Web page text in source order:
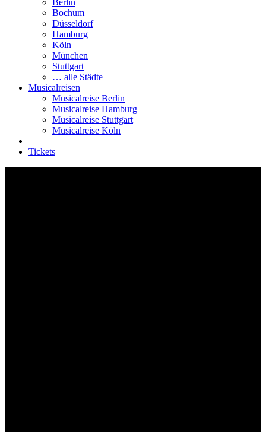
Berlin
Bochum
Düsseldorf
Hamburg
Köln
München
Stuttgart
… alle Städte
Musicalreisen
Musicalreise Berlin
Musicalreise Hamburg
Musicalreise Stuttgart
Musicalreise Köln
Tickets